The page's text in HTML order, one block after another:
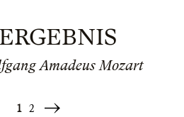
Amadeus Mozart
1 2
Weiter